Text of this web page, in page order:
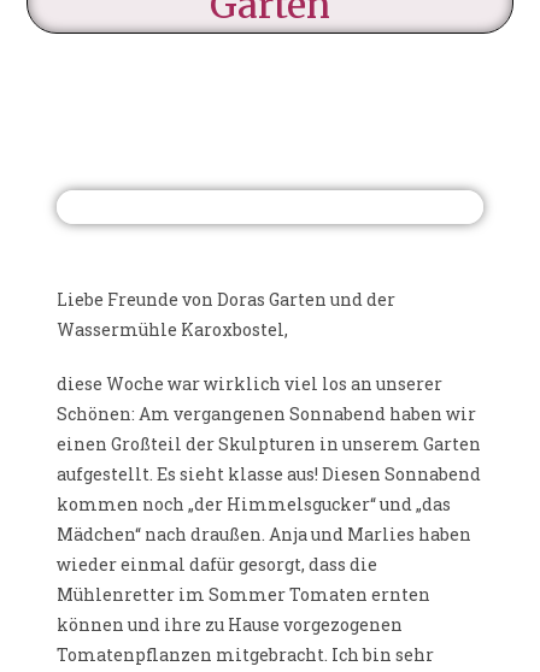
Liebe Freunde von Doras Garten und der
Wassermühle Karoxbostel,
diese Woche war wirklich viel los an unserer
Schönen: Am vergangenen Sonnabend haben wir
einen Großteil der Skulpturen in unserem Garten
aufgestellt. Es sieht klasse aus! Diesen Sonnabend
kommen noch „der Himmelsgucker“ und „das
Mädchen“ nach draußen. Anja und Marlies haben
wieder einmal dafür gesorgt, dass die
Mühlenretter im Sommer Tomaten ernten
können und ihre zu Hause vorgezogenen
Tomatenpflanzen mitgebracht. Ich bin sehr